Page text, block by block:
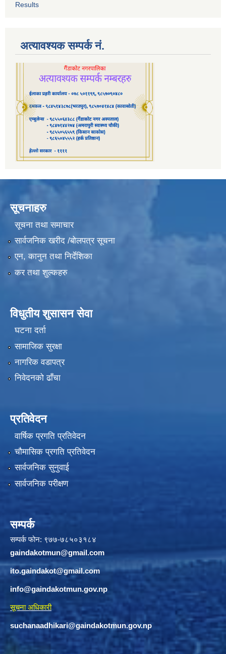
Results
अत्यावश्यक सम्पर्क नं.
सूचनाहरु
सूचना तथा समाचार
सार्वजनिक खरीद /बोलपत्र सूचना
एन, कानुन तथा निर्देशिका
कर तथा शुल्कहरु
विधुतीय शुसासन सेवा
घटना दर्ता
सामाजिक सुरक्षा
नागरिक वडापत्र
निवेदनको ढाँचा
प्रतिवेदन
वार्षिक प्रगति प्रतिवेदन
चौमासिक प्रगति प्रतिवेदन
सार्वजनिक सुनुवाई
सार्वजनिक परीक्षण
सम्पर्क
सम्पर्क फोन: ९७७-७८५०३१८४
gaindakotmun@gmail.com
ito.gaindakot@gmail.com
info@gaindakotmun.gov.np
सूचना अधिकारी
suchanaadhikari@gaindakotmun.gov.np